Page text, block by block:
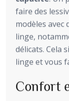
faire des
modèles avec
linge,
délicats. Cela
linge et vous
Confort